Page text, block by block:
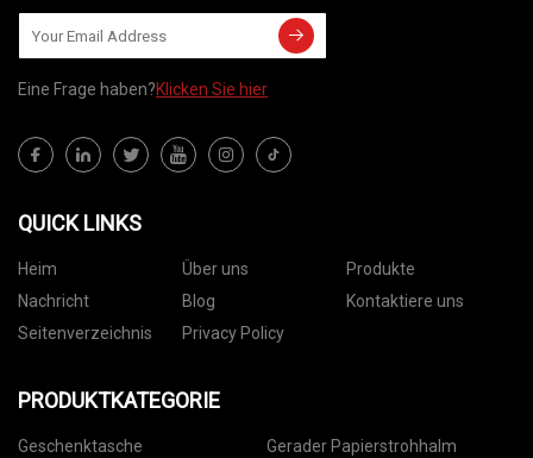
Eine Frage haben?Klicken Sie hier
QUICK LINKS
Heim Über uns
Produkte
Nachricht
Blog
Kontaktiere uns
Seitenverzeichnis
Privacy Policy
PRODUKTKATEGORIE
Geschenktasche
Gerader Papierstrohhalm